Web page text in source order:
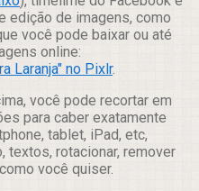
edição de imagens, como
você pode baixar ou até
online:
Laranja" no Pixlr.
você pode recortar em
para caber exatamente
tablet, iPad, etc,
textos, rotacionar, remover
você quiser.